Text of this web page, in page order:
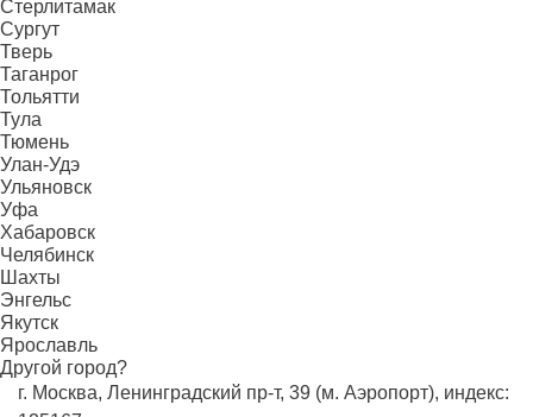
Стерлитамак
Сургут
Тверь
Таганрог
Тольятти
Тула
Тюмень
Улан-Удэ
Ульяновск
Уфа
Хабаровск
Челябинск
Шахты
Энгельс
Якутск
Ярославль
Другой город?
г. Москва, Ленинградский пр-т, 39 (м. Аэропорт), индекс: